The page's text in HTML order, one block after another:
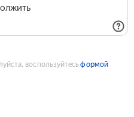
воспользуйтесьформой